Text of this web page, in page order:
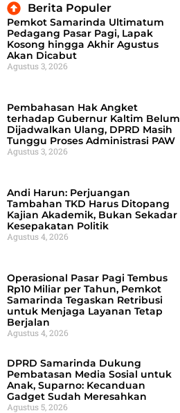
Berita Populer
Pemkot Samarinda Ultimatum
Pedagang Pasar Pagi, Lapak
Kosong hingga Akhir Agustus
Akan Dicabut
Agustus 3, 2026
Pembahasan Hak Angket
terhadap Gubernur Kaltim Belum
Dijadwalkan Ulang, DPRD Masih
Tunggu Proses Administrasi PAW
Agustus 3, 2026
Andi Harun: Perjuangan
Tambahan TKD Harus Ditopang
Kajian Akademik, Bukan Sekadar
Kesepakatan Politik
Agustus 4, 2026
Operasional Pasar Pagi Tembus
Rp10 Miliar per Tahun, Pemkot
Samarinda Tegaskan Retribusi
untuk Menjaga Layanan Tetap
Berjalan
Agustus 4, 2026
DPRD Samarinda Dukung
Pembatasan Media Sosial untuk
Anak, Suparno: Kecanduan
Gadget Sudah Meresahkan
Agustus 5, 2026